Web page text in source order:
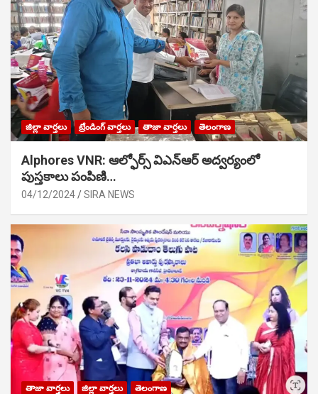
జిల్లా వార్తలు ట్రేండింగ్ వార్తలు తాజా వార్తలు తెలంగాణ
Alphores VNR: ఆల్ఫోర్స్ విఎన్ఆర్ అద్వర్యంలో
పుస్తకాలు పంపిణి…
04/12/2024 SIRA NEWS
తాజా వార్తలు జిల్లా వార్తలు తెలంగాణ